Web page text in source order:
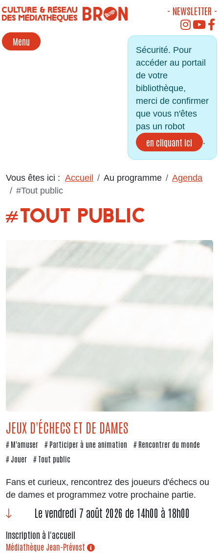
Menu
- NEWSLETTER -
Sécurité. Pour
accéder au portail
de votre
bibliothèque,
merci de confirmer
que vous n'êtes
pas un robot
en cliquant ici .
Vous êtes ici : Accueil Au programme
Agenda
#Tout public
#TOUT PUBLIC
JEUX D'ÉCHECS ET DE DAMES
M'amuser Participer à une animation
Rencontrer du monde
Jouer
Tout public
Fans et curieux, rencontrez des joueurs d'échecs ou
de dames et programmez votre prochaine partie.
Le vendredi 7 août 2026 de 14h00 à 18h00
Inscription à l'accueil
Médiathèque Jean-Prévost
Panneau de gestion des cookies